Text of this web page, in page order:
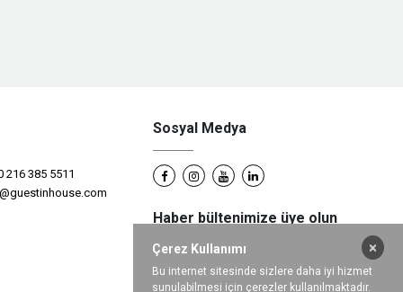
216 385 5511
Sosyal Medya
Haber bültenimize üye olun
×
Çerez Kullanımı
Bu internet sitesinde sizlere daha iyi hizmet
sunulabilmesi için çerezler kullanılmaktadır.